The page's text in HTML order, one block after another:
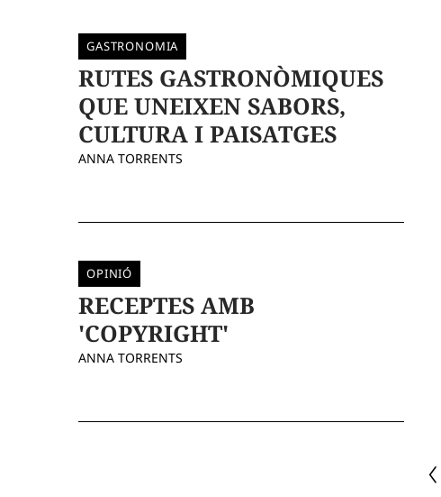
GASTRONOMIA
RUTES GASTRONÒMIQUES
QUE UNEIXEN SABORS,
CULTURA I PAISATGES
ANNA TORRENTS
OPINIÓ
RECEPTES AMB
'COPYRIGHT'
ANNA TORRENTS